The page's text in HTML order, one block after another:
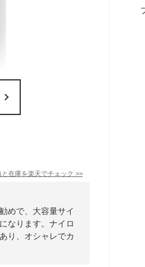
と在庫を楽天でチェック >>
めで、大容量サイ
なります。ナイロ
り、オシャレでカ